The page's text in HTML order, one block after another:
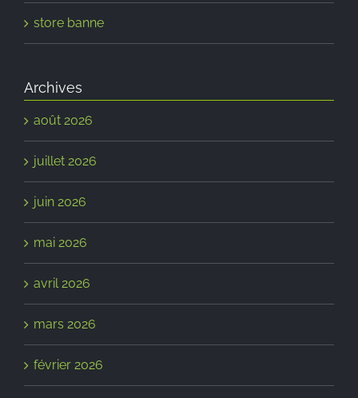
store banne
Archives
août 2026
juillet 2026
juin 2026
mai 2026
avril 2026
mars 2026
février 2026